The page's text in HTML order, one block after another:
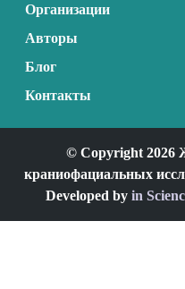
Организации
Авторы
Блог
Контакты
© Copyright 2026
краниофациальных
Developed by in